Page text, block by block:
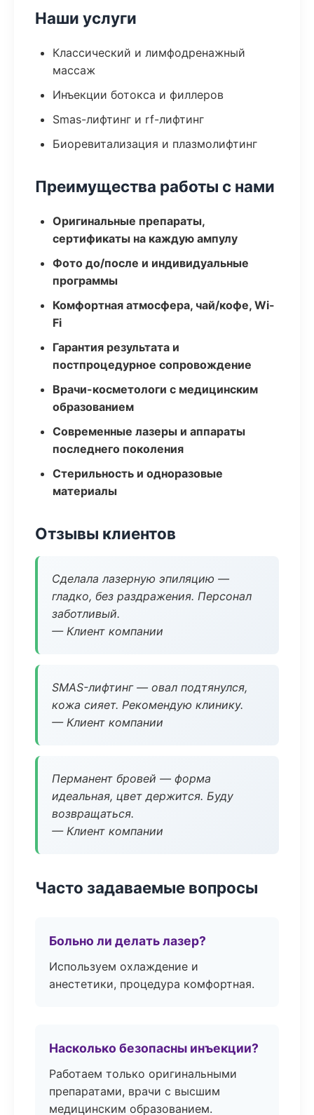
Наши услуги
Классический и лимфодренажный
массаж
Инъекции ботокса и филлеров
Smas-лифтинг и rf-лифтинг
Биоревитализация и плазмолифтинг
Преимущества работы с нами
Оригинальные препараты,
сертификаты на каждую ампулу
Фото до/после и индивидуальные
программы
Комфортная атмосфера, чай/кофе, Wi-
Fi
Гарантия результата и
постпроцедурное сопровождение
Врачи-косметологи с медицинским
образованием
Современные лазеры и аппараты
последнего поколения
Стерильность и одноразовые
материалы
Отзывы клиентов
Сделала лазерную эпиляцию —
гладко, без раздражения. Персонал
заботливый.
— Клиент компании
SMAS-лифтинг — овал подтянулся,
кожа сияет. Рекомендую клинику.
— Клиент компании
Перманент бровей — форма
идеальная, цвет держится. Буду
возвращаться.
— Клиент компании
Часто задаваемые вопросы
Больно ли делать лазер?
Используем охлаждение и
анестетики, процедура комфортная.
Насколько безопасны инъекции?
Работаем только оригинальными
препаратами, врачи с высшим
медицинским образованием.